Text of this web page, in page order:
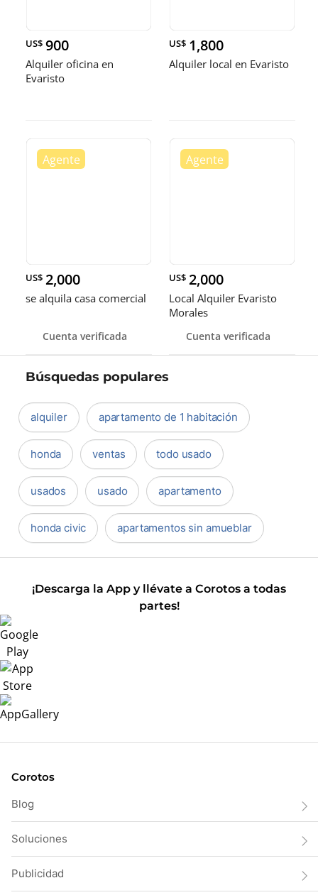
US$ 900
Alquiler oficina en
Evaristo
US$ 1,800
Alquiler local en Evaristo
US$ 2,000
se alquila casa comercial
Cuenta verificada
US$ 2,000
Local Alquiler Evaristo
Morales
Cuenta verificada
Búsquedas populares
alquiler apartamento de 1 habitación
honda ventas todo usado
usados usado apartamento
honda civic apartamentos sin amueblar
¡Descarga la App y llévate a Corotos a todas
partes!
Corotos
Blog
Soluciones
Publicidad